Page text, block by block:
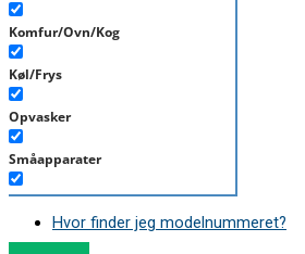
Komfur/Ovn/Kog
Køl/Frys
Opvasker
Småapparater
Støvsuger
Tørretumbler
Hvor finder jeg modelnummeret?